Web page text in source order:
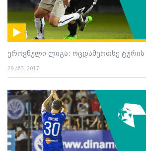
ეროვნული ლიგა: ოცდამეოთხე ტურის
29 აგვ. 2017